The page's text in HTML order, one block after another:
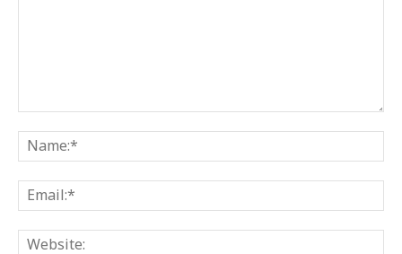
Comment: